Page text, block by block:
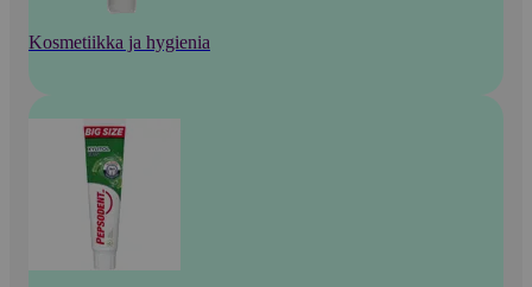
Kosmetiikka ja hygienia